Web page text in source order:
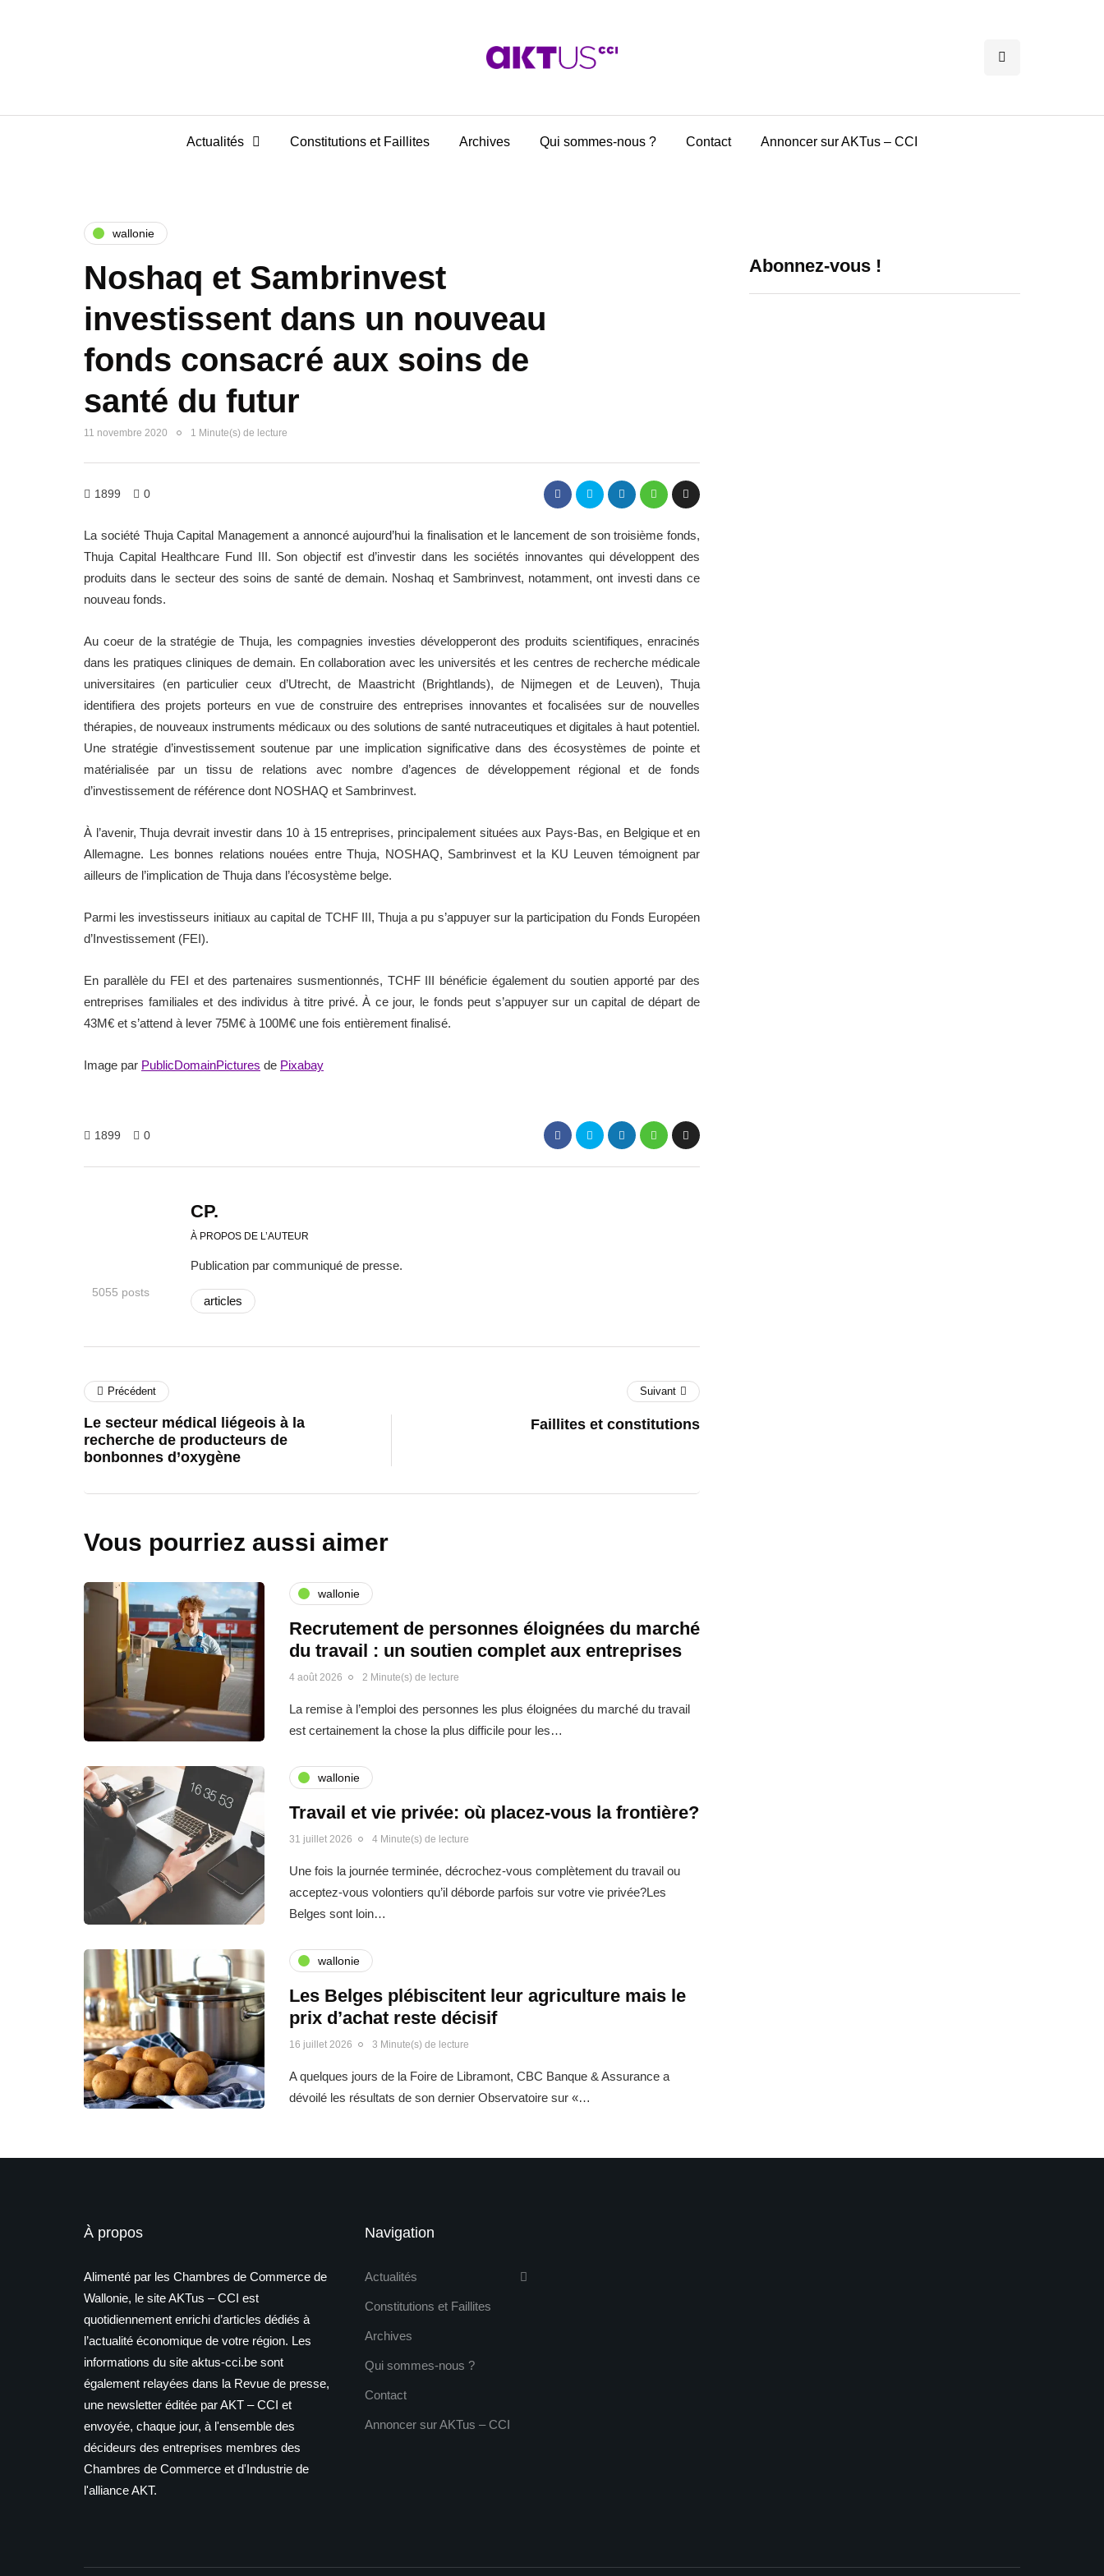
Actualités Constitutions et Faillites Archives Qui sommes-nous ? Contact Annoncer sur AKTus – CCI
wallonie
Noshaq et Sambrinvest
investissent dans un nouveau
fonds consacré aux soins de
santé du futur
11 novembre 2020 1 Minute(s) de lecture
1899 0
La société Thuja Capital Management a annoncé aujourd’hui la finalisation et le lancement de son troisième fonds,
Thuja Capital Healthcare Fund III. Son objectif est d’investir dans les sociétés innovantes qui développent des
produits dans le secteur des soins de santé de demain. Noshaq et Sambrinvest, notamment, ont investi dans ce
nouveau fonds.
Au coeur de la stratégie de Thuja, les compagnies investies développeront des produits scientifiques, enracinés
dans les pratiques cliniques de demain. En collaboration avec les universités et les centres de recherche médicale
universitaires (en particulier ceux d’Utrecht, de Maastricht (Brightlands), de Nijmegen et de Leuven), Thuja
identifiera des projets porteurs en vue de construire des entreprises innovantes et focalisées sur de nouvelles
thérapies, de nouveaux instruments médicaux ou des solutions de santé nutraceutiques et digitales à haut potentiel.
Une stratégie d’investissement soutenue par une implication significative dans des écosystèmes de pointe et
matérialisée par un tissu de relations avec nombre d’agences de développement régional et de fonds
d’investissement de référence dont NOSHAQ et Sambrinvest.
À l’avenir, Thuja devrait investir dans 10 à 15 entreprises, principalement situées aux Pays-Bas, en Belgique et en
Allemagne. Les bonnes relations nouées entre Thuja, NOSHAQ, Sambrinvest et la KU Leuven témoignent par
ailleurs de l’implication de Thuja dans l’écosystème belge.
Parmi les investisseurs initiaux au capital de TCHF III, Thuja a pu s’appuyer sur la participation du Fonds Européen
d’Investissement (FEI).
En parallèle du FEI et des partenaires susmentionnés, TCHF III bénéficie également du soutien apporté par des
entreprises familiales et des individus à titre privé. À ce jour, le fonds peut s’appuyer sur un capital de départ de
43M€ et s’attend à lever 75M€ à 100M€ une fois entièrement finalisé.
Image par PublicDomainPictures de Pixabay
1899 0
Abonnez-vous !
5055 posts
CP.
À PROPOS DE L’AUTEUR
Publication par communiqué de presse.
articles
Précédent
Le secteur médical liégeois à la
recherche de producteurs de
bonbonnes d’oxygène
Suivant
Faillites et constitutions
Vous pourriez aussi aimer
wallonie
Recrutement de personnes éloignées du marché
du travail : un soutien complet aux entreprises
4 août 2026 2 Minute(s) de lecture
La remise à l’emploi des personnes les plus éloignées du marché du travail
est certainement la chose la plus difficile pour les…
wallonie
Travail et vie privée: où placez-vous la frontière?
31 juillet 2026 4 Minute(s) de lecture
Une fois la journée terminée, décrochez-vous complètement du travail ou
acceptez-vous volontiers qu’il déborde parfois sur votre vie privée?Les
Belges sont loin…
wallonie
Les Belges plébiscitent leur agriculture mais le
prix d’achat reste décisif
16 juillet 2026 3 Minute(s) de lecture
A quelques jours de la Foire de Libramont, CBC Banque & Assurance a
dévoilé les résultats de son dernier Observatoire sur «…
À propos
Alimenté par les Chambres de Commerce de
Wallonie, le site AKTus – CCI est
quotidiennement enrichi d’articles dédiés à
l’actualité économique de votre région. Les
informations du site aktus-cci.be sont
également relayées dans la Revue de presse,
une newsletter éditée par AKT – CCI et
envoyée, chaque jour, à l'ensemble des
décideurs des entreprises membres des
Chambres de Commerce et d'Industrie de
l'alliance AKT.
Navigation
Actualités
Constitutions et Faillites
Archives
Qui sommes-nous ?
Contact
Annoncer sur AKTus – CCI